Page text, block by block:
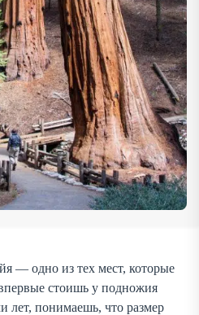
— одно из тех мест, которые
стоишь у подножия
лет, понимаешь, что размер